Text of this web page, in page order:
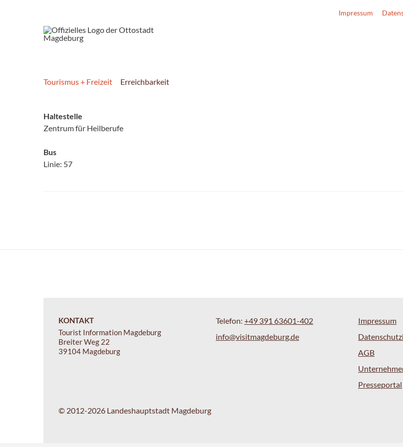
Impressum
Tourismus + Freizeit Erreichbarkeit
Haltestelle
Zentrum für Heilberufe
Bus
Linie: 57
KONTAKT
Tourist Information Magdeburg
Breiter Weg 22
39104 Magdeburg
Telefon: +49 391 63601-402
info@visitmagdeburg.de
Impressum
AGB
Presseportal
© 2012-2026 Landeshauptstadt Magdeburg